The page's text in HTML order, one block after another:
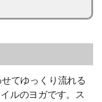
てゆっくり流れる
ルのヨガです。ス